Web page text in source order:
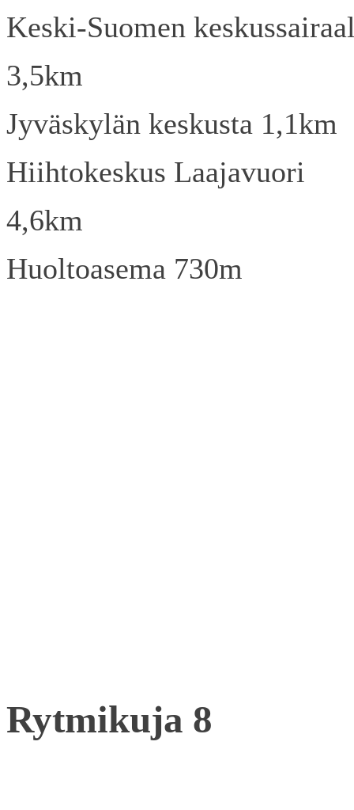
Keski-Suomen
3,5km
Jyväskylän keskusta 1,1km
Hiihtokeskus Laajavuori
4,6km
Huoltoasema 730m
Rytmikuja 8